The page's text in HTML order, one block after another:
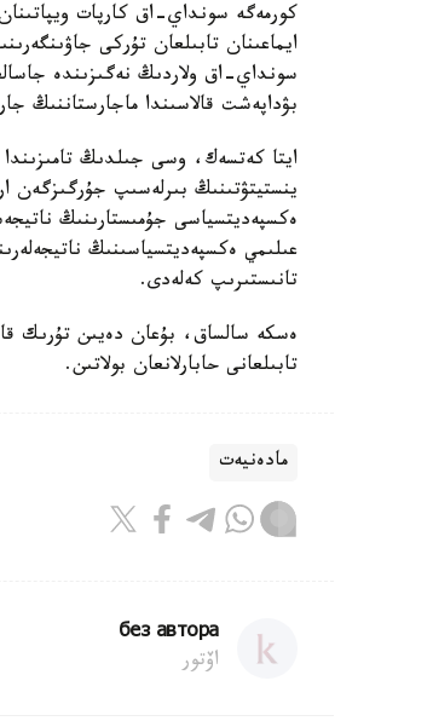
كورمەگە سونداي-اق كارپات
ايماعىنان تابىلعان تۇركى
سونداي-اق ولاردىڭ نەگىزىندە
بۋداپەشت قالاسىندا ماجارستاننىڭ
ايتا كەتسەك، وسى جىلدىڭ تامىزىندا
ينستيتۋتىنىڭ بىرلەسىپ جۇرگىزگەن
ەكسپەديتسياسى جۇمىستارىنىڭ
عىلىمي ەكسپەديتسياسىنىڭ
تانىستىرىپ كەلەدى.
ەسكە سالساق، بۇعان دەيىن تۇرىك
تابىلعانى حابارلانعان بولاتىن.
مادەنيەت
без автора
اۆتور